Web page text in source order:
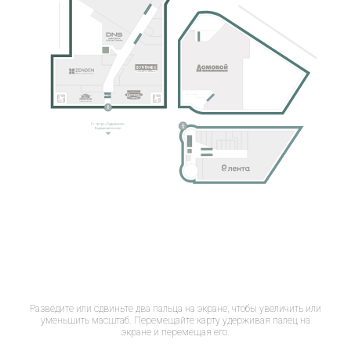
Разведите или сдвиньте два пальца на экране, чтобы увеличить или
уменьшить масштаб. Перемещайте карту удерживая палец на
экране и перемещая его.